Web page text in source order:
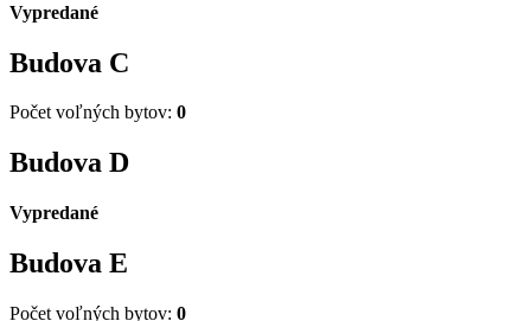
Vypredané
Budova C
Počet voľných bytov: 0
Budova D
Vypredané
Budova E
Počet voľných bytov: 0